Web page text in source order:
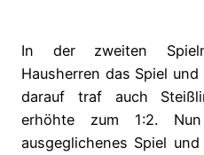
In der zweiten
Hausherren das Spiel
darauf traf auch
erhöhte zum 1:2.
ausgeglichenes Spiel